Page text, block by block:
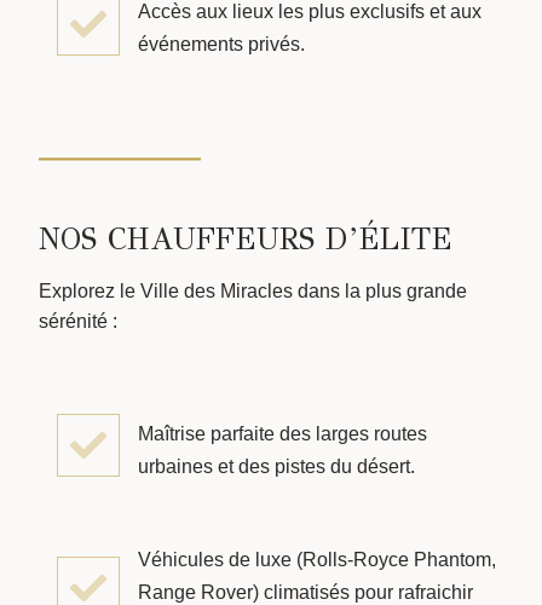
Accès aux lieux les plus exclusifs et aux
événements privés.
NOS CHAUFFEURS D’ÉLITE
Explorez le Ville des Miracles dans la plus grande
sérénité :
Maîtrise parfaite des larges routes
urbaines et des pistes du désert.
Véhicules de luxe (Rolls-Royce Phantom,
Range Rover) climatisés pour rafraichir